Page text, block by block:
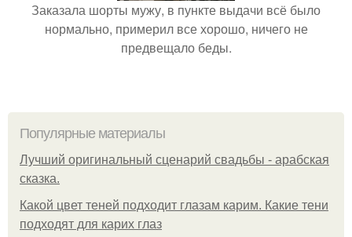
Заказала шорты мужу, в пункте выдачи всё было
нормально, примерил все хорошо, ничего не
предвещало беды.
Популярные материалы
Лучший оригинальный сценарий свадьбы - арабская
сказка.
Какой цвет теней подходит глазам карим. Какие тени
подходят для карих глаз